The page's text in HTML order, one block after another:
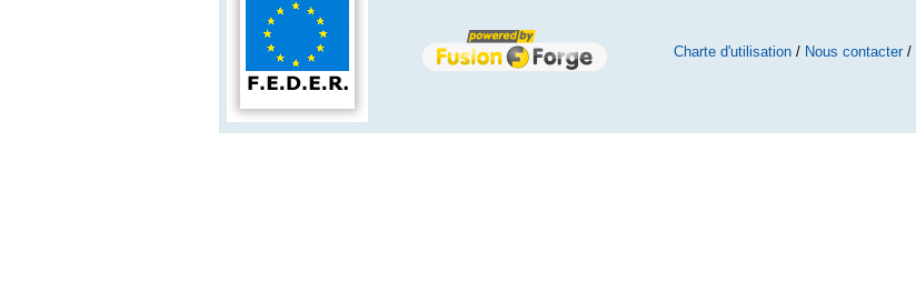
Charte d'utilisation/ Nous contacter/